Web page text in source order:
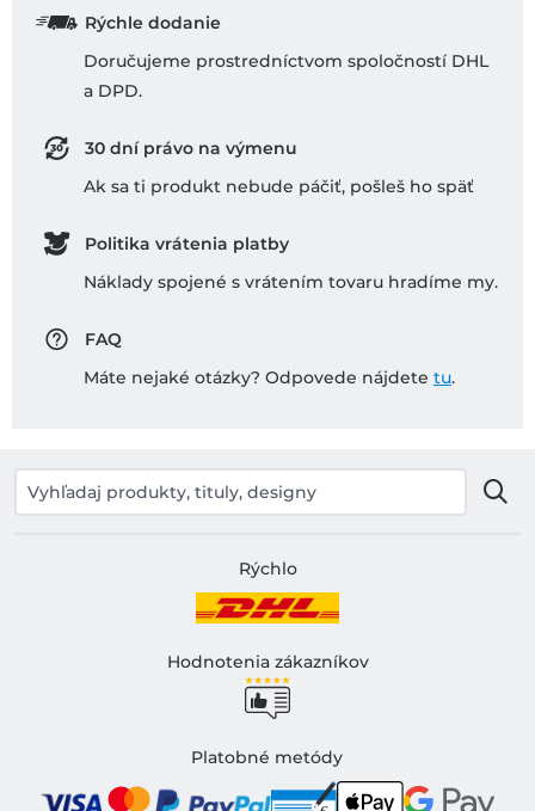
Rýchle dodanie
Doručujeme prostredníctvom spoločností DHL
a DPD.
30 dní právo na výmenu
Ak sa ti produkt nebude páčiť, pošleš ho späť
Politika vrátenia platby
Náklady spojené s vrátením tovaru hradíme my.
FAQ
Máte nejaké otázky? Odpovede nájdete tu.
Rýchlo
Hodnotenia zákazníkov
Platobné metódy